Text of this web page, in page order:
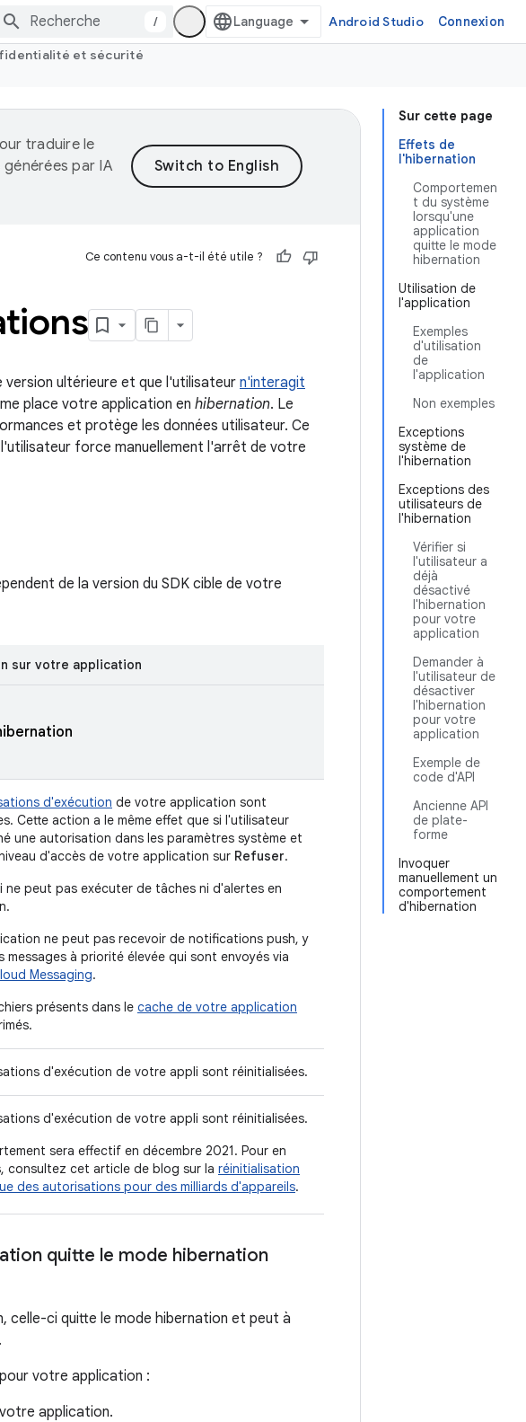
/ Android Studio Connexion
et sécurité
Sur cette page
Effets de
l'hibernation
Comportemen
t du système
lorsqu'une
application
quitte le mode
hibernation
Utilisation de
l'application
Exemples
d'utilisation
de
l'application
Non exemples
Exceptions
système de
l'hibernation
Exceptions des
utilisateurs de
l'hibernation
Vérifier si
l'utilisateur a
déjà
désactivé
l'hibernation
pour votre
application
Demander à
l'utilisateur de
désactiver
l'hibernation
pour votre
application
Exemple de
code d'API
Ancienne API
de plate-
forme
Invoquer
manuellement un
comportement
d'hibernation
traduire le
par IA
Ce contenu vous a-t-il été utile ?
version ultérieure et que l'utilisateur n'interagit
place votre application en hibernation. Le
et protège les données utilisateur. Ce
force manuellement l'arrêt de votre
de la version du SDK cible de votre
sur votre application
d'exécution de votre application sont
Cette action a le même effet que si l'utilisateur
une autorisation dans les paramètres système et
d'accès de votre application sur Refuser.
ne peut pas exécuter de tâches ni d'alertes en
ne peut pas recevoir de notifications push, y
messages à priorité élevée qui sont envoyés via
Messaging.
présents dans le cache de votre application
d'exécution de votre appli sont réinitialisées.
d'exécution de votre appli sont réinitialisées.
sera effectif en décembre 2021. Pour en
consultez cet article de blog sur la réinitialisation
des autorisations pour des milliards d'appareils.
quitte le mode hibernation
ci quitte le mode hibernation et peut à
votre application :
application.